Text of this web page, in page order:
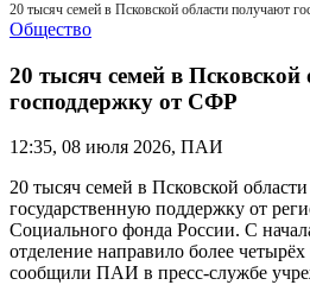
Общество
20 тысяч семей в
господдержку от СФР
12:35, 08 июля 2026, ПАИ
20 тысяч семей в Псковской
государственную поддержку от
Социального фонда России. С
отделение направило более
сообщили ПАИ в пресс-службе